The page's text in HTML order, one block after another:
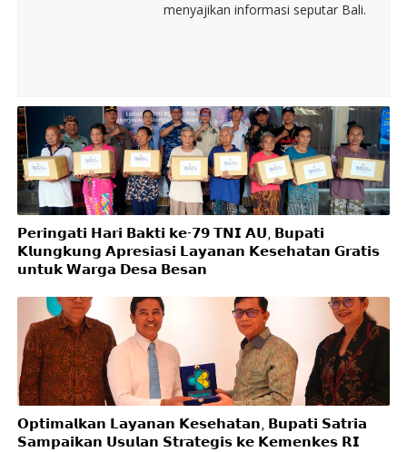
menyajikan informasi seputar Bali.
𝗣𝗲𝗿𝗶𝗻𝗴𝗮𝘁𝗶 𝗛𝗮𝗿𝗶 𝗕𝗮𝗸𝘁𝗶 𝗸𝗲-𝟳𝟵 𝗧𝗡𝗜 𝗔𝗨, 𝗕𝘂𝗽𝗮𝘁𝗶
𝗞𝗹𝘂𝗻𝗴𝗸𝘂𝗻𝗴 𝗔𝗽𝗿𝗲𝘀𝗶𝗮𝘀𝗶 𝗟𝗮𝘆𝗮𝗻𝗮𝗻 𝗞𝗲𝘀𝗲𝗵𝗮𝘁𝗮𝗻 𝗚𝗿𝗮𝘁𝗶𝘀
𝘂𝗻𝘁𝘂𝗸 𝗪𝗮𝗿𝗴𝗮 𝗗𝗲𝘀𝗮 𝗕𝗲𝘀𝗮𝗻
𝗢𝗽𝘁𝗶𝗺𝗮𝗹𝗸𝗮𝗻 𝗟𝗮𝘆𝗮𝗻𝗮𝗻 𝗞𝗲𝘀𝗲𝗵𝗮𝘁𝗮𝗻, 𝗕𝘂𝗽𝗮𝘁𝗶 𝗦𝗮𝘁𝗿𝗶𝗮
𝗦𝗮𝗺𝗽𝗮𝗶𝗸𝗮𝗻 𝗨𝘀𝘂𝗹𝗮𝗻 𝗦𝘁𝗿𝗮𝘁𝗲𝗴𝗶𝘀 𝗸𝗲 𝗞𝗲𝗺𝗲𝗻𝗸𝗲𝘀 𝗥𝗜